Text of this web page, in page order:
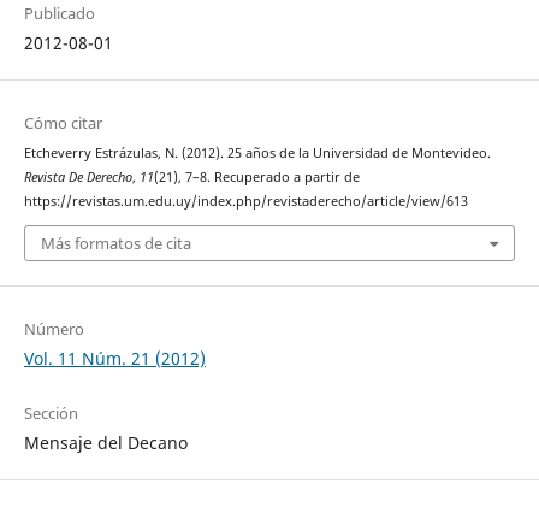
Publicado
2012-08-01
Cómo citar
Etcheverry Estrázulas, N. (2012). 25 años de la Universidad de Montevideo.
Revista De Derecho, 11(21), 7–8. Recuperado a partir de
https://revistas.um.edu.uy/index.php/revistaderecho/article/view/613
Más formatos de cita
Número
Vol. 11 Núm. 21 (2012)
Sección
Mensaje del Decano